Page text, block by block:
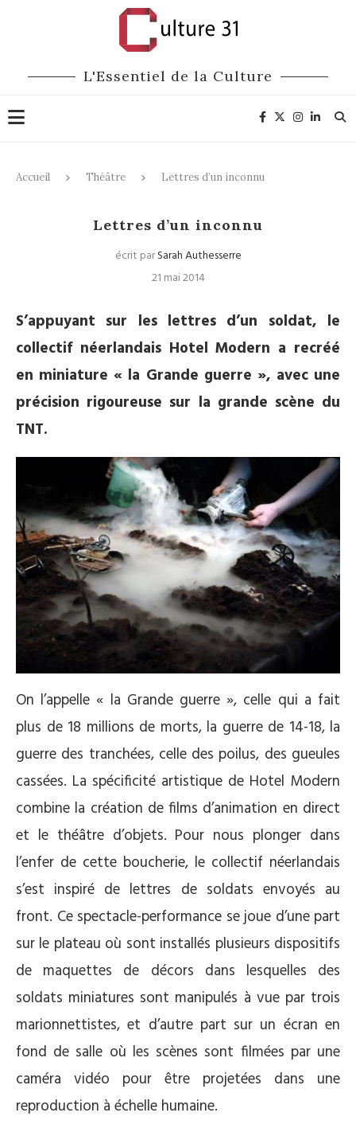
L'Essentiel de la Culture
Accueil Théâtre Lettres d’un inconnu
Lettres d’un inconnu
écrit parSarah Authesserre
21 mai 2014
S’appuyant sur les lettres d’un soldat, le
collectif néerlandais Hotel Modern a recréé
en miniature « la Grande guerre », avec une
précision rigoureuse sur la grande scène du
TNT.
On l’appelle « la Grande guerre », celle qui a fait
plus de 18 millions de morts, la guerre de 14-18, la
guerre des tranchées, celle des poilus, des gueules
cassées. La spécificité artistique de Hotel Modern
combine la création de films d’animation en direct
et le théâtre d’objets. Pour nous plonger dans
l’enfer de cette boucherie, le collectif néerlandais
s’est inspiré de lettres de soldats envoyés au
front. Ce spectacle-performance se joue d’une part
sur le plateau où sont installés plusieurs dispositifs
de maquettes de décors dans lesquelles des
soldats miniatures sont manipulés à vue par trois
marionnettistes, et d’autre part sur un écran en
fond de salle où les scènes sont filmées par une
caméra vidéo pour être projetées dans une
reproduction à échelle humaine.